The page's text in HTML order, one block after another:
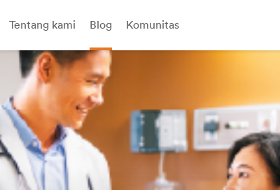
Tentang kami Blog Komunitas